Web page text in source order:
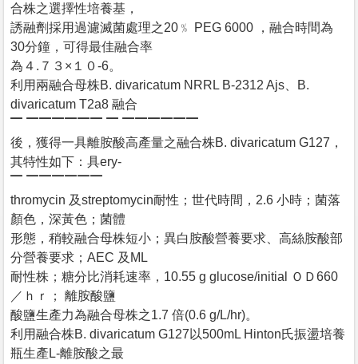
合株之選擇性培養基，
誘融劑採用過濾滅菌處理之20﹪ PEG 6000 ，融合時間為
30分鐘，可得最佳融合率
為４.７３×１０-6。
利用兩融合母株B. divaricatum NRRL B-2312 Ajs、B.
divaricatum T2a8 融合
▔ ▔▔▔▔▔▔ ▔ ▔▔▔▔▔▔
後，獲得一具離胺酸高產量之融合株B. divaricatum G127，
其特性如下：具ery-
▔ ▔▔▔▔▔▔
thromycin 及streptomycin耐性；世代時間，2.6 小時；菌落
顏色，深黃色；菌體
形態，稍較融合母株短小；異白胺酸營養要求、高絲胺酸部
分營養要求；AEC 及ML
耐性株；糖分比消耗速率，10.55 g glucose/initial ＯＤ660
／ｈｒ； 離胺酸鹽
酸鹽生產力為融合母株之1.7 倍(0.6 g/L/hr)。
利用融合株B. divaricatum G127以500mL Hinton氏振盪培養
瓶生產L-離胺酸之最